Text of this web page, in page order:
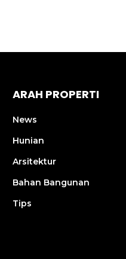
ARAH PROPERTI
News
Hunian
Arsitektur
Bahan Bangunan
Tips